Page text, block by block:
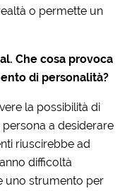
o permette un
Che cosa provoca
di personalità?
la possibilità di
a desiderare
riuscirebbe ad
difficoltà
uno strumento per